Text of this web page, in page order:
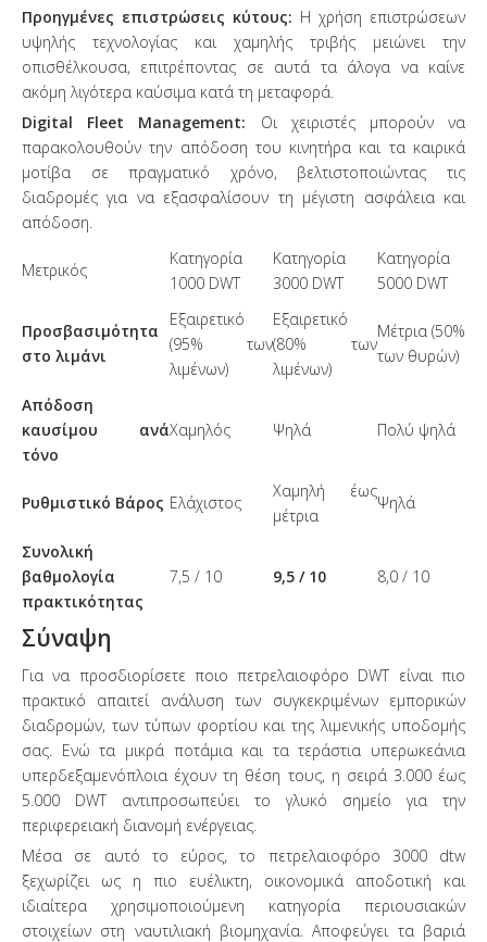
Προηγμένες επιστρώσεις κύτους: Η χρήση επιστρώσεων
υψηλής τεχνολογίας και χαμηλής τριβής μειώνει την
οπισθέλκουσα, επιτρέποντας σε αυτά τα άλογα να καίνε
ακόμη λιγότερα καύσιμα κατά τη μεταφορά.
Digital Fleet Management: Οι χειριστές μπορούν να
παρακολουθούν την απόδοση του κινητήρα και τα καιρικά
μοτίβα σε πραγματικό χρόνο, βελτιστοποιώντας τις
διαδρομές για να εξασφαλίσουν τη μέγιστη ασφάλεια και
απόδοση.
Μετρικός
Κατηγορία
1000 DWT
Κατηγορία
3000 DWT
Κατηγορία
5000 DWT
Προσβασιμότητα
στο λιμάνι
Εξαιρετικό
(95% των
λιμένων)
Εξαιρετικό
(80% των
λιμένων)
Μέτρια (50%
των θυρών)
Απόδοση
καυσίμου ανά
τόνο
Χαμηλός Ψηλά Πολύ ψηλά
Ρυθμιστικό Βάρος Ελάχιστος
Χαμηλή έως
μέτρια
Ψηλά
Συνολική
βαθμολογία
πρακτικότητας
7,5 / 10 9,5 / 10 8,0 / 10
Σύναψη
Για να προσδιορίσετε ποιο πετρελαιοφόρο DWT είναι πιο
πρακτικό απαιτεί ανάλυση των συγκεκριμένων εμπορικών
διαδρομών, των τύπων φορτίου και της λιμενικής υποδομής
σας. Ενώ τα μικρά ποτάμια και τα τεράστια υπερωκεάνια
υπερδεξαμενόπλοια έχουν τη θέση τους, η σειρά 3.000 έως
5.000 DWT αντιπροσωπεύει το γλυκό σημείο για την
περιφερειακή διανομή ενέργειας.
Μέσα σε αυτό το εύρος, το πετρελαιοφόρο 3000 dtw
ξεχωρίζει ως η πιο ευέλικτη, οικονομικά αποδοτική και
ιδιαίτερα χρησιμοποιούμενη κατηγορία περιουσιακών
στοιχείων στη ναυτιλιακή βιομηχανία. Αποφεύγει τα βαριά